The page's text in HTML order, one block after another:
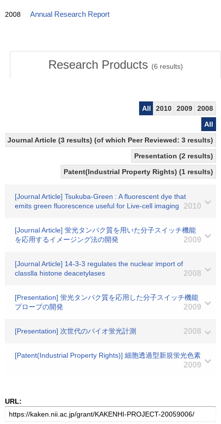
2008 Annual Research Report
Research Products (6 results)
All 2010 2009
2008
All
Journal Article (3 results) (of which Peer Reviewed: 3 results)
Presentation (2 results)
Patent(Industrial Property Rights) (1 results)
[Journal Article] Tsukuba-Green : A fluorescent dye that
emits green fluorescence useful for Live-cell imaging
2010
[Journal Article] 蛍光タンパク質を用いた分子スイッチ機能
を応用するイメージング法の開発
2009
[Journal Article] 14-3-3 regulates the nuclear import of
classlla histone deacetylases
2008
[Presentation] 蛍光タンパク質を応用した分子スイッチ機能
プローブの開発
2009
[Presentation] 次世代のバイオ蛍光計測 2008
[Patent(Industrial Property Rights)] 細胞透過型新規蛍光色素
2009
URL: